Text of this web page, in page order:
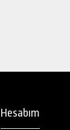
Hesabım